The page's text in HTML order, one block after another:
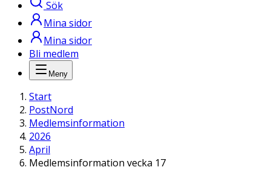
Sök
Mina sidor
Mina sidor
Bli medlem
Meny
Start
PostNord
Medlemsinformation
2026
April
Medlemsinformation vecka 17